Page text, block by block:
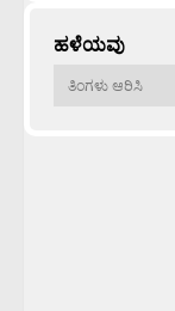
ಹಳೆಯವು
ಹಳೆಯವು